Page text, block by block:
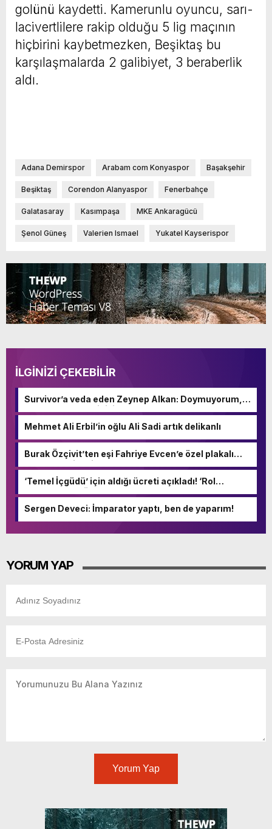
golünü kaydetti. Kamerunlu oyuncu, sarı-
lacivertlilere rakip olduğu 5 lig maçının
hiçbirini kaybetmezken, Beşiktaş bu
karşılaşmalarda 2 galibiyet, 3 beraberlik
aldı.
Adana Demirspor Arabam com Konyaspor Başakşehir
Beşiktaş Corendon Alanyaspor Fenerbahçe
Galatasaray Kasımpaşa MKE Ankaragücü
Şenol Güneş Valerien Ismael Yukatel Kayserispor
İLGİNİZİ ÇEKEBİLİR
Survivor’a veda eden Zeynep Alkan: Doymuyorum,
kıtlıktan çıkmış gibiyim!
Mehmet Ali Erbil’in oğlu Ali Sadi artık delikanlı
Burak Özçivit’ten eşi Fahriye Evcen’e özel plakalı
doğum hediyesi
‘Temel İçgüdü’ için aldığı ücreti açıkladı! ‘Rol
arkadaşıma göre çok az kazandım’
Sergen Deveci: İmparator yaptı, ben de yaparım!
YORUM YAP
Yorum Yap